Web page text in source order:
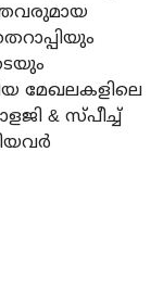
മേഖലകളിലെ
& സ്പീച്ച്